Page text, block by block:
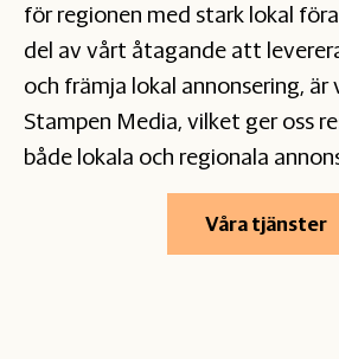
för regionen med stark lokal
del av vårt åtagande att
och främja lokal annonsering, är
Stampen Media, vilket ger oss
både lokala och regionala
Våra tjänster